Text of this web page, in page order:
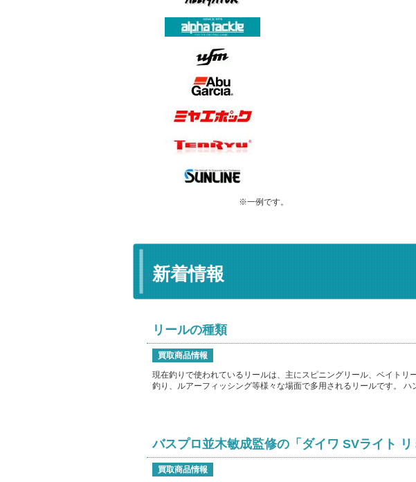
※一例です。
新着情報
リールの種類
買取商品情報
現在釣りで使われているリールは、主にスピニングリール、ベイト
釣り、ルアーフィッシング等様々な場面で多用されるリールです。
バスプロ並木敏成監修の「ダイワ SVライト
買取商品情報